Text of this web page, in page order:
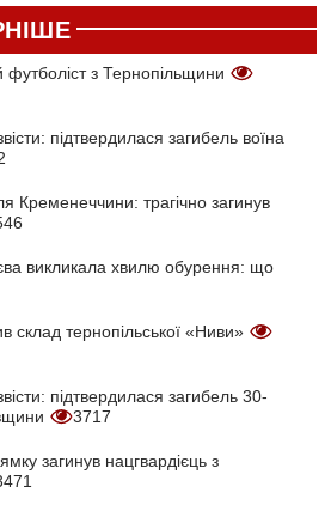
футболіст з Тернопільщини
підтвердилася загибель воїна
Кременеччини: трагічно загинув
викликала хвилю обурення: що
склад тернопільської «Ниви»
підтвердилася загибель 30-
3717
загинув нацгвардієць з